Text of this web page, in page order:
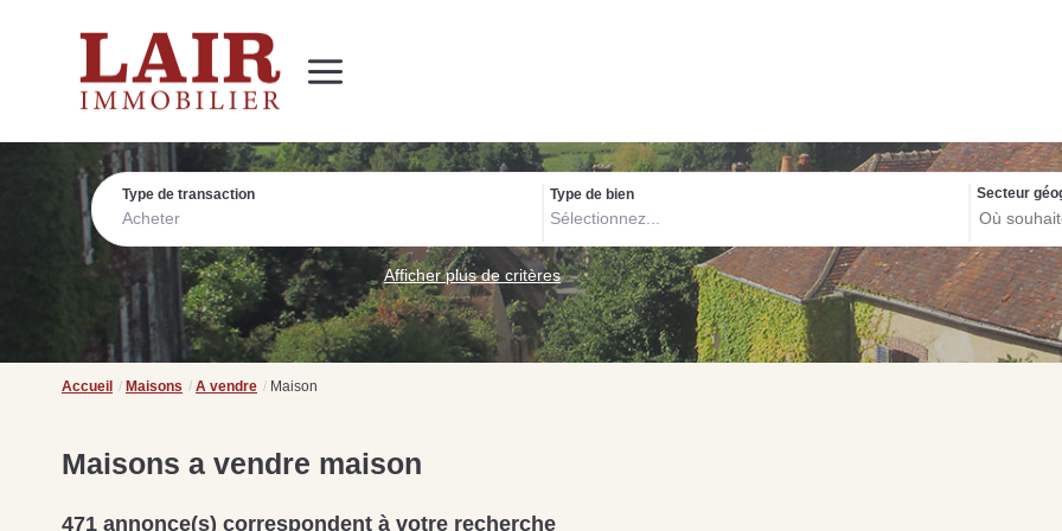
Immobilier
Nous découvrir
Nos services
Contact
Nos actualités
SUIVEZ-NOUS SUR LES RÉSEAUX SOCIAUX
Type de transaction
Acheter
Type de bien
Sélectionnez...
Secteur
Afficher plus de critères
Accueil Maisons A vendre Maison
Maisons a vendre maison
471 annonce(s) correspondent à votre recherche